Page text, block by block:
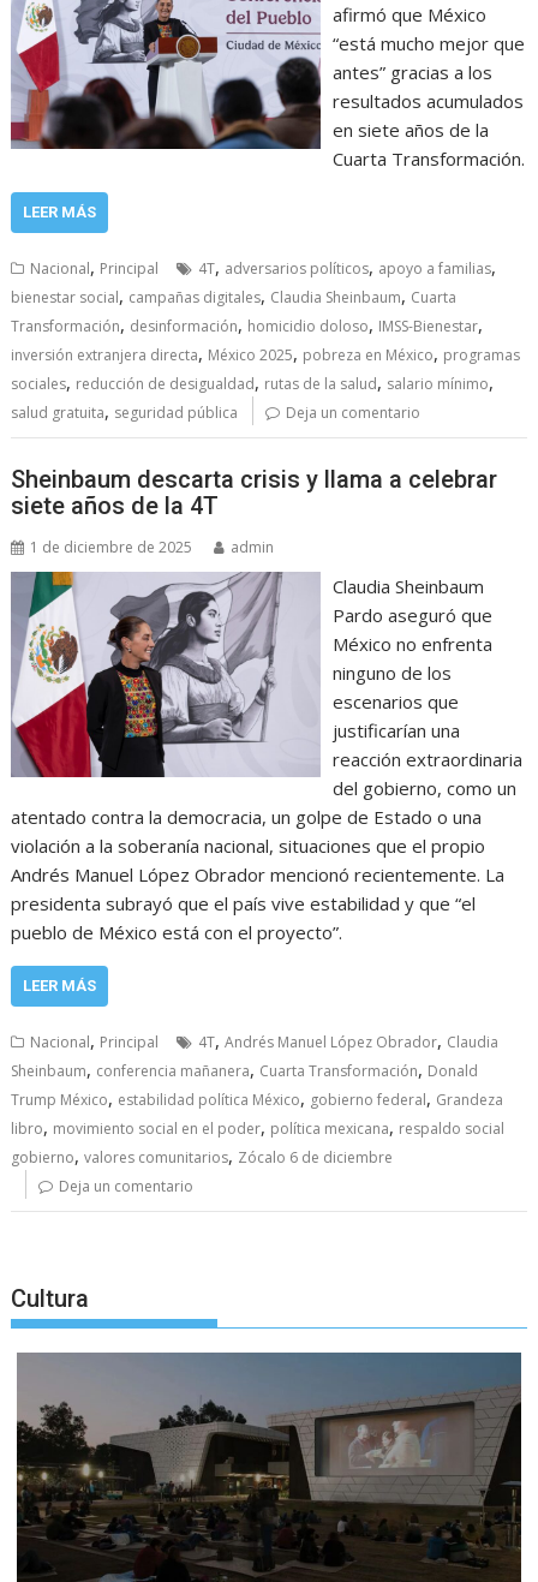
afirmó que México
“está mucho mejor que
antes” gracias a los
resultados acumulados
en siete años de la
Cuarta Transformación.
LEER MÁS
Nacional, Principal 4T, adversarios políticos, apoyo a familias,
bienestar social, campañas digitales, Claudia Sheinbaum, Cuarta
Transformación, desinformación, homicidio doloso, IMSS-Bienestar,
inversión extranjera directa, México 2025, pobreza en México, programas
sociales, reducción de desigualdad, rutas de la salud, salario mínimo,
salud gratuita, seguridad pública Deja un comentario
Sheinbaum descarta crisis y llama a celebrar
siete años de la 4T
1 de diciembre de 2025 admin
Claudia Sheinbaum
Pardo aseguró que
México no enfrenta
ninguno de los
escenarios que
justificarían una
reacción extraordinaria
del gobierno, como un
atentado contra la democracia, un golpe de Estado o una
violación a la soberanía nacional, situaciones que el propio
Andrés Manuel López Obrador mencionó recientemente. La
presidenta subrayó que el país vive estabilidad y que “el
pueblo de México está con el proyecto”.
LEER MÁS
Nacional, Principal 4T,Andrés Manuel López Obrador, Claudia
Sheinbaum, conferencia mañanera, Cuarta Transformación, Donald
Trump México, estabilidad política México, gobierno federal, Grandeza
libro, movimiento social en el poder, política mexicana, respaldo social
gobierno,valores comunitarios, Zócalo 6 de diciembre
Deja un comentario
Cultura